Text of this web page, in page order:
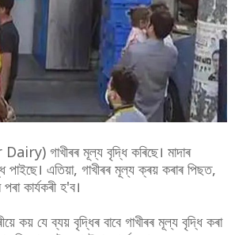
গাখীৰৰ মূল্য বৃদ্ধি কৰিছে। মাদাৰ
এতিয়া, গাখীৰৰ মূল্য ক্ৰয় কৰাৰ পিছত,
কাৰ্যকৰী হ'ব।
কয় যে ব্যয় বৃদ্ধিৰ বাবে গাখীৰৰ মূল্য বৃদ্ধি কৰা